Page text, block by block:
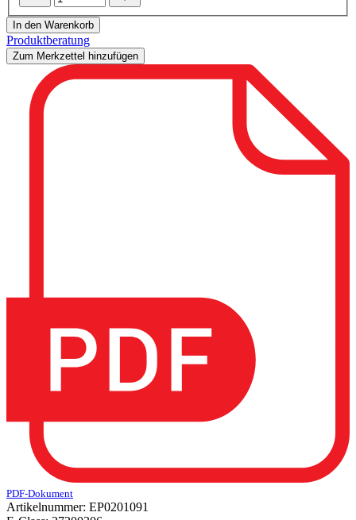
In den Warenkorb
Produktberatung
Zum Merkzettel hinzufügen
PDF-Dokument
Artikelnummer: EP0201091